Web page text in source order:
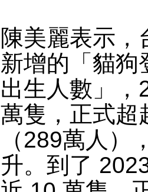
陳美麗表示
新增的「貓狗
出生人數」，
萬隻，正式超
（289萬人）
升。到了